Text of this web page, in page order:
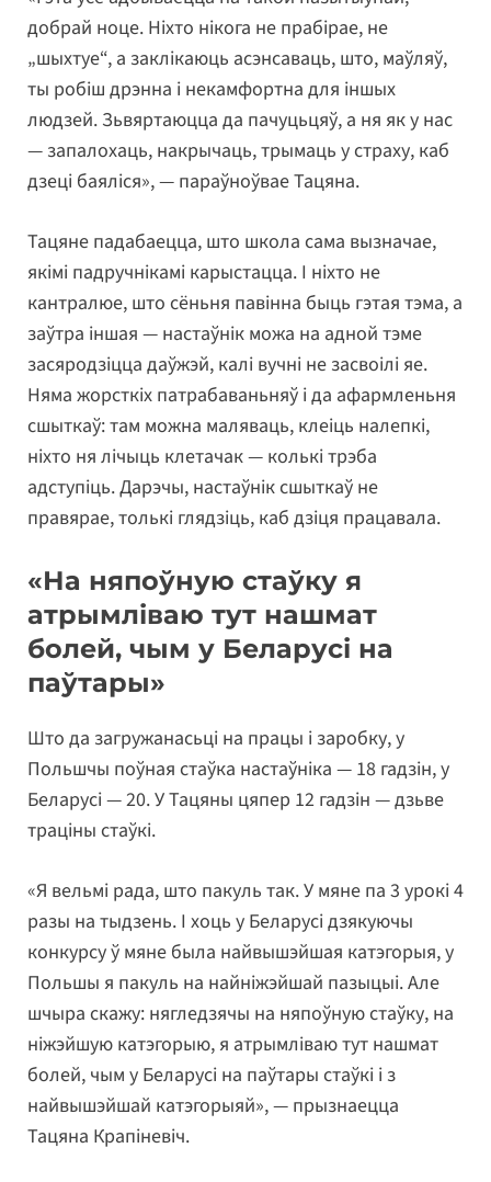
добрай ноце. Ніхто нікога не прабірае, не
„шыхтуе“, а заклікаюць асэнсаваць, што, маўляў,
ты робіш дрэнна і некамфортна для іншых
людзей. Зьвяртаюцца да пачуцьцяў, а ня як у нас
— запалохаць, накрычаць, трымаць у страху, каб
дзеці баяліся», — параўноўвае Тацяна.
Тацяне падабаецца, што школа сама вызначае,
якімі падручнікамі карыстацца. І ніхто не
кантралюе, што сёньня павінна быць гэтая тэма, а
заўтра іншая — настаўнік можа на адной тэме
засяродзіцца даўжэй, калі вучні не засвоілі яе.
Няма жорсткіх патрабаваньняў і да афармленьня
сшыткаў: там можна маляваць, клеіць налепкі,
ніхто ня лічыць клетачак — колькі трэба
адступіць. Дарэчы, настаўнік сшыткаў не
правярае, толькі глядзіць, каб дзіця працавала.
«На няпоўную стаўку я
атрымліваю тут нашмат
болей, чым у Беларусі на
паўтары»
Што да загружанасьці на працы і заробку, у
Польшчы поўная стаўка настаўніка — 18 гадзін, у
Беларусі — 20. У Тацяны цяпер 12 гадзін — дзьве
траціны стаўкі.
«Я вельмі рада, што пакуль так. У мяне па 3 урокі 4
разы на тыдзень. І хоць у Беларусі дзякуючы
конкурсу ў мяне была найвышэйшая катэгорыя, у
Польшы я пакуль на найніжэйшай пазыцыі. Але
шчыра скажу: нягледзячы на няпоўную стаўку, на
ніжэйшую катэгорыю, я атрымліваю тут нашмат
болей, чым у Беларусі на паўтары стаўкі і з
найвышэйшай катэгорыяй», — прызнаецца
Тацяна Крапіневіч.